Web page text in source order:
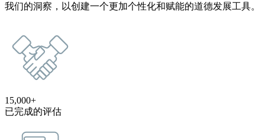
我们的洞察，以创建一个更加个性化和赋能的道德发展工具。
15,000+
已完成的评估